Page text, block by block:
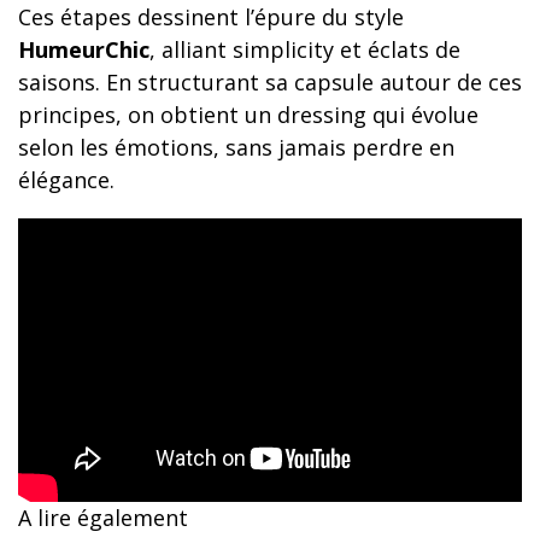
Ces étapes dessinent l’épure du style
HumeurChic, alliant simplicity et éclats de
saisons. En structurant sa capsule autour de ces
principes, on obtient un dressing qui évolue
selon les émotions, sans jamais perdre en
élégance.
A lire également